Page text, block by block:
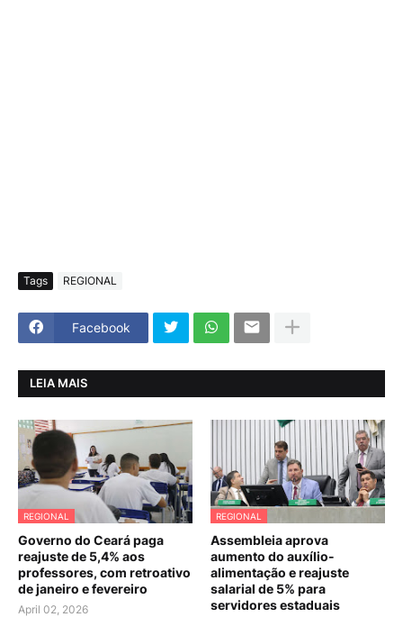
Tags REGIONAL
Facebook
LEIA MAIS
REGIONAL
Governo do Ceará paga
reajuste de 5,4% aos
professores, com retroativo
de janeiro e fevereiro
April 02, 2026
REGIONAL
Assembleia aprova
aumento do auxílio-
alimentação e reajuste
salarial de 5% para
servidores estaduais